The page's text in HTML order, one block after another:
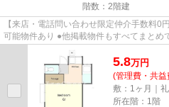
階数：2階建
【来店・電話問い合わせ限定仲介手数料
可能物件あり ●他掲載物件もすべてまとめ
5.8万円
(管理費・共益
敷：1ヶ月｜
所在階：1階